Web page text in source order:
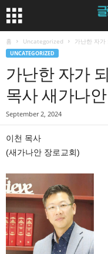
홈 Uncategorized 가난한 자가
UNCATEGORIZED
가난한 자가
목사 새가나
September 2, 2024
이천 목사
(새가나안 장로교회)